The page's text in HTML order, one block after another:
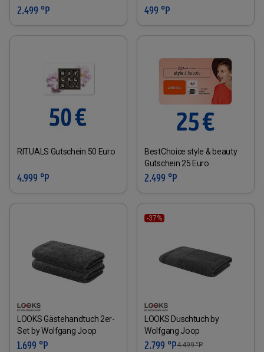
2.499 °P 499 °P
RITUALS Gutschein 50 Euro
4.999 °P
BestChoice style & beauty
Gutschein 25 Euro
2.499 °P
LOOKS Gästehandtuch 2er-
Set by Wolfgang Joop
1.699 °P
-37%
LOOKS Duschtuch by
Wolfgang Joop
2.799 °P4.499°P